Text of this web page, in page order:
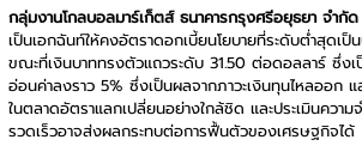
กลุ่มงานโกลบอลมาร์เก็ตส์ ธนาคารกรุงศรีอยุธยา จำกั
เป็นเอกฉันท์ให้คงอัตราดอกเบี้ยนโยบายที่ระดับต่ำสุด
ขณะที่เงินบาททรงตัวแถวระดับ 31.50 ต่อดอลลาร์ ซึ่
อ่อนค่าลงราว 5% ซึ่งเป็นผลจากภาวะเงินทุนไหลออ
ในตลาดอัตราแลกเปลี่ยนอย่างใกล้ชิด และประเมินความ
รวดเร็วอาจส่งผลกระทบต่อการฟื้นตัวของเศรษฐกิจได้